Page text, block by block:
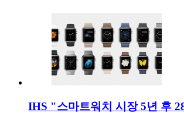
IHS "스마트워치 시장 5년 후